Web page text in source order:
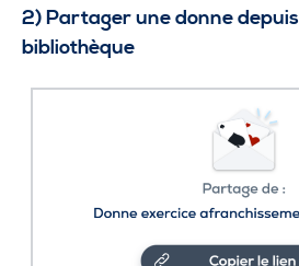
2) Partager une donne
bibliothèque